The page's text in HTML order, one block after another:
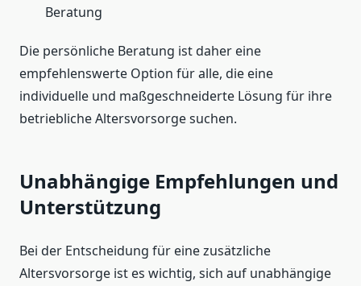
Beratung
Die persönliche Beratung ist daher eine
empfehlenswerte Option für alle, die eine
individuelle und maßgeschneiderte Lösung für ihre
betriebliche Altersvorsorge suchen.
Unabhängige Empfehlungen und
Unterstützung
Bei der Entscheidung für eine zusätzliche
Altersvorsorge ist es wichtig, sich auf unabhängige